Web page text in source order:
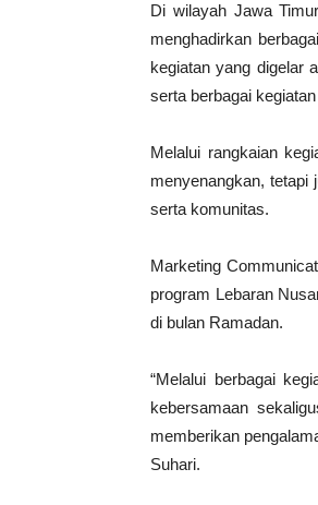
Di wilayah Jawa
menghadirkan
kegiatan yang digelar
serta berbagai
Melalui rangkaian
menyenangkan, tetapi
serta komunitas.
Marketing
program Lebaran
di bulan Ramadan.
“Melalui berbagai
kebersamaan
memberikan
Suhari.